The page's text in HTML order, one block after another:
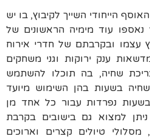
הייחודי השייך לקיבוץ, בו יש
עוד מימיה הראשונים של
עצמו ובקרבתם של חדרי אירוח
ענק ירוקות וגני משחקים
שחיה, בה תוכלו להשתמש
בשעות בהן השימוש מיועד
נפרדות עבור כל אחד מן
למצוא גם בישובים בקרבת
מסלולי טיולים קצרים וארוכים